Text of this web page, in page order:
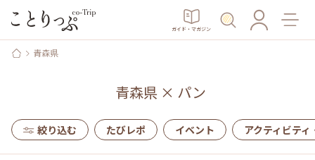
ガイド・マガジン
青森県
青森県× パン
絞り込む たびレポ イベント アクティビティ